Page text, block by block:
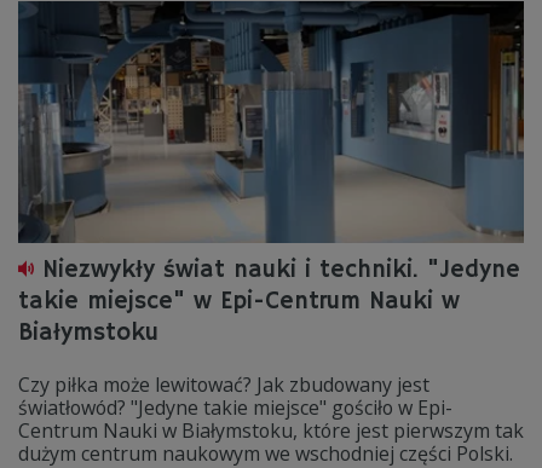
Niezwykły świat nauki i techniki. "Jedyne
takie miejsce" w Epi-Centrum Nauki w
Białymstoku
Czy piłka może lewitować? Jak zbudowany jest
światłowód? "Jedyne takie miejsce" gościło w Epi-
Centrum Nauki w Białymstoku, które jest pierwszym tak
dużym centrum naukowym we wschodniej części Polski.